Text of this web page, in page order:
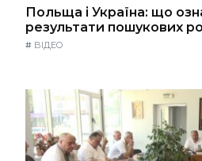
Польща і Україна: що
результати пошукових
# ВІДЕО